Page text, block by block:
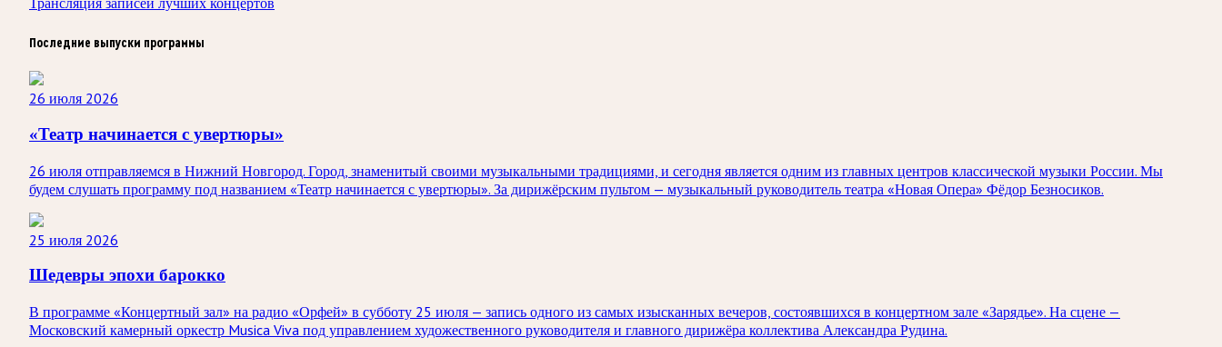
Последние выпуски программы
26 июля 2026
«Театр начинается с увертюры»
26 июля отправляемся в Нижний Новгород. Город, знаменитый своими музыкальными традициями, и сегодня является одним из главных центров классической музыки России. Мы
будем слушать программу под названием «Театр начинается с увертюры». За дирижёрским пультом — музыкальный руководитель театра «Новая Опера» Фёдор Безносиков.
25 июля 2026
Шедевры эпохи барокко
В программе «Концертный зал» на радио «Орфей» в субботу 25 июля — запись одного из самых изысканных вечеров, состоявшихся в концертном зале «Зарядье». На сцене —
Московский камерный оркестр Musica Viva под управлением художественного руководителя и главного дирижёра коллектива Александра Рудина.